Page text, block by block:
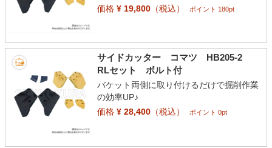
価格¥ 19,800（税込） ポイント 180pt
サイドカッター コマツ HB205-2
RLセット ボルト付
バケット両側に取り付けるだけで掘削作業
の効率UP♪
価格¥ 28,400（税込） ポイント 0pt